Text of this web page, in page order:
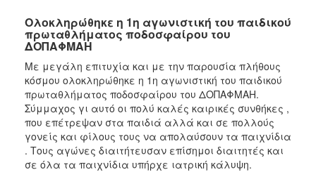
Ολοκληρώθηκε η 1η αγωνιστική του παιδικού
πρωταθλήματος ποδοσφαίρου του
ΔΟΠΑΦΜΑΗ
Με μεγάλη επιτυχία και με την παρουσία πλήθους
κόσμου ολοκληρώθηκε η 1η αγωνιστική του παιδικού
πρωταθλήματος ποδοσφαίρου του ΔΟΠΑΦΜΑΗ.
Σύμμαχος γι αυτό οι πολύ καλές καιρικές συνθήκες ,
που επέτρεψαν στα παιδιά αλλά και σε πολλούς
γονείς και φίλους τους να απολαύσουν τα παιχνίδια
. Τους αγώνες διαιτήτευσαν επίσημοι διαιτητές και
σε όλα τα παιχνίδια υπήρχε ιατρική κάλυψη.